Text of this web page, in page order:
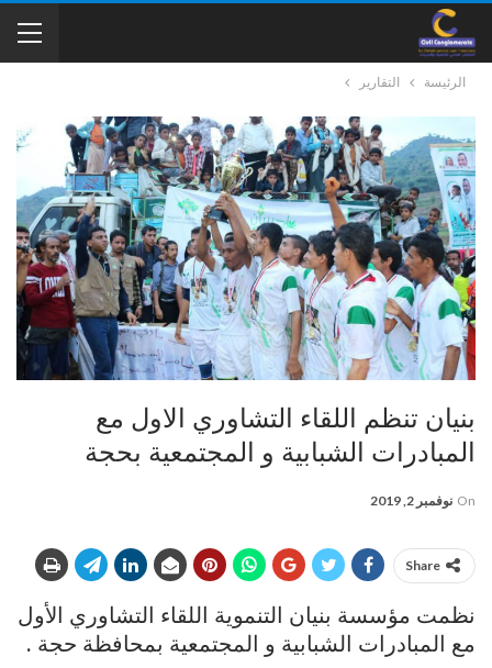
الرئيسة التقارير
بنيان تنظم اللقاء التشاوري الاول مع
المبادرات الشبابية و المجتمعية بحجة
On نوفمبر 2, 2019
Share
نظمت مؤسسة بنيان التنموية اللقاء التشاوري الأول
مع المبادرات الشبابية و المجتمعية بمحافظة حجة .